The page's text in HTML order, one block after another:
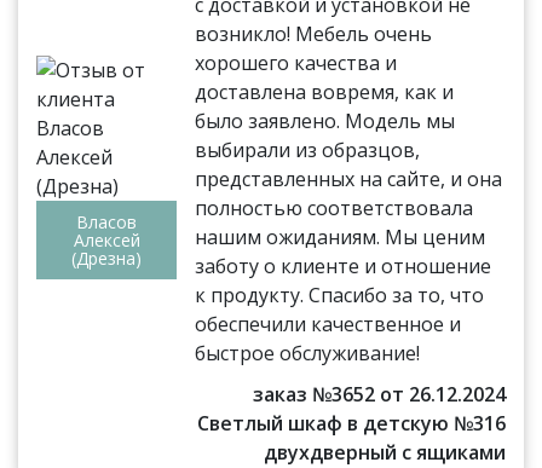
Власов
Алексей
(Дрезна)
с доставкой и установкой не
возникло! Мебель очень
хорошего качества и
доставлена вовремя, как и
было заявлено. Модель мы
выбирали из образцов,
представленных на сайте, и она
полностью соответствовала
нашим ожиданиям. Мы ценим
заботу о клиенте и отношение
к продукту. Спасибо за то, что
обеспечили качественное и
быстрое обслуживание!
заказ №3652 от 26.12.2024
Светлый шкаф в детскую №316
двухдверный с ящиками